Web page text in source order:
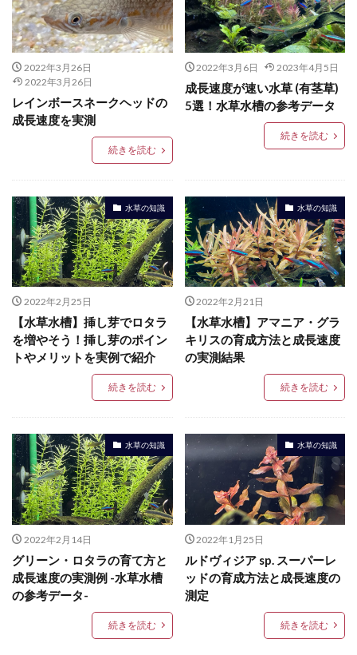
2022年3月26日
2022年3月26日
レインボースネークヘッドの
成長速度を実測
続きを読む
2022年3月6日 2023年4月5日
成長速度が速い水草 (有茎草)
5選！水草水槽の参考データ
続きを読む
水草の知識
2022年2月25日
【水草水槽】挿し芽でロタラ
を増やそう！挿し芽のポイン
トやメリットを実例で紹介
続きを読む
水草の知識
2022年2月21日
【水草水槽】アマニア・グラ
キリスの育成方法と成長速度
の実測結果
続きを読む
水草の知識
2022年2月14日
グリーン・ロタラの育て方と
成長速度の実測例 -水草水槽
の参考データ-
続きを読む
水草の知識
2022年1月25日
ルドヴィジア sp. スーパーレ
ッドの育成方法と成長速度の
測定
続きを読む